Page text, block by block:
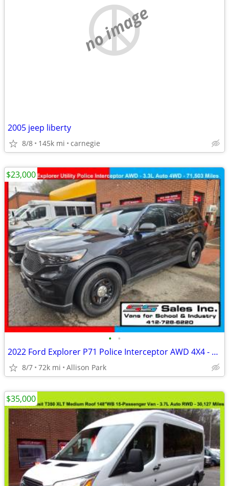
no image
2005 jeep liberty
8/8 145k mi carnegie
• •
2022 Ford Explorer P71 Police Interceptor AWD 4X4 - 71,503 Miles
8/7 72k mi Allison Park
$23,000
$35,000